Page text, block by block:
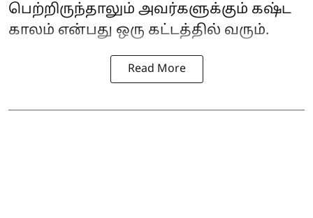
பெற்றிருந்தாலும் அவர்களுக்கும் கஷ்ட
காலம் என்பது ஒரு கட்டத்தில் வரும்.
Read More